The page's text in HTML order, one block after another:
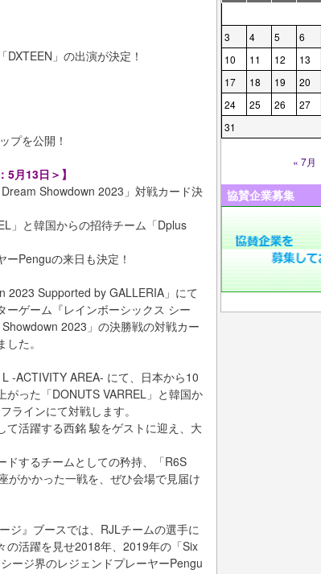
」の出演が決定！
プを公開！
5月13日＞】
Showdown 2023」対戦カード決
」と韓国からの招待チーム「Dplus
Penguの来日も決定！
2023 Supported by GALLERIA」にて
ーゲーム『レインボーシックス シー
2023」の決勝戦の対戦カー
た。
-ACTIVITY AREA- にて、日本から10
った「DONUTS VARREL」と韓国か
ラインにて対戦します。
て活躍する西銘 駿をゲストに迎え、大
するチームとしての矜持、「R6S
がかかった一戦を、ぜひ会場で見届け
ジ』ブースでは、RJLチームの選手に
の活躍を見せ2018年、2019年の「Six
ージ界のレジェンドプレーヤーPengu
3
4 5 6
10
11 12 13
17
18 19 20
24
25 26 27
31
« 7月
協賛企業募集